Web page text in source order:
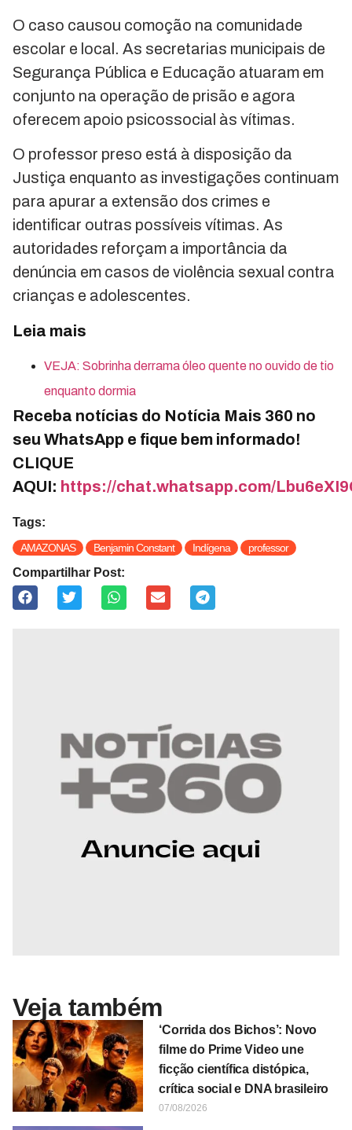
O caso causou comoção na comunidade
escolar e local. As secretarias municipais de
Segurança Pública e Educação atuaram em
conjunto na operação de prisão e agora
oferecem apoio psicossocial às vítimas.
O professor preso está à disposição da
Justiça enquanto as investigações continuam
para apurar a extensão dos crimes e
identificar outras possíveis vítimas. As
autoridades reforçam a importância da
denúncia em casos de violência sexual contra
crianças e adolescentes.
Leia mais
VEJA: Sobrinha derrama óleo quente no ouvido de tio
enquanto dormia
Receba notícias do Notícia Mais 360 no
seu WhatsApp e fique bem informado!
CLIQUE
AQUI: https://chat.whatsapp.com/
Tags:
AMAZONAS Benjamin Constant Indígena professor
Compartilhar Post:
Veja também
‘Corrida dos Bichos’: Novo
filme do Prime Video une
ficção científica distópica,
crítica social e DNA brasileiro
07/08/2026